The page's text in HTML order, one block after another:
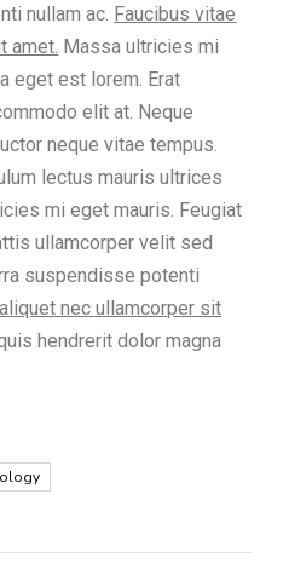
nullam ac. Faucibus vitae
amet. Massa ultricies mi
eget est lorem. Erat
elit at. Neque
neque vitae tempus.
lectus mauris ultrices
mi eget mauris. Feugiat
ullamcorper velit sed
suspendisse potenti
nec ullamcorper sit
hendrerit dolor magna